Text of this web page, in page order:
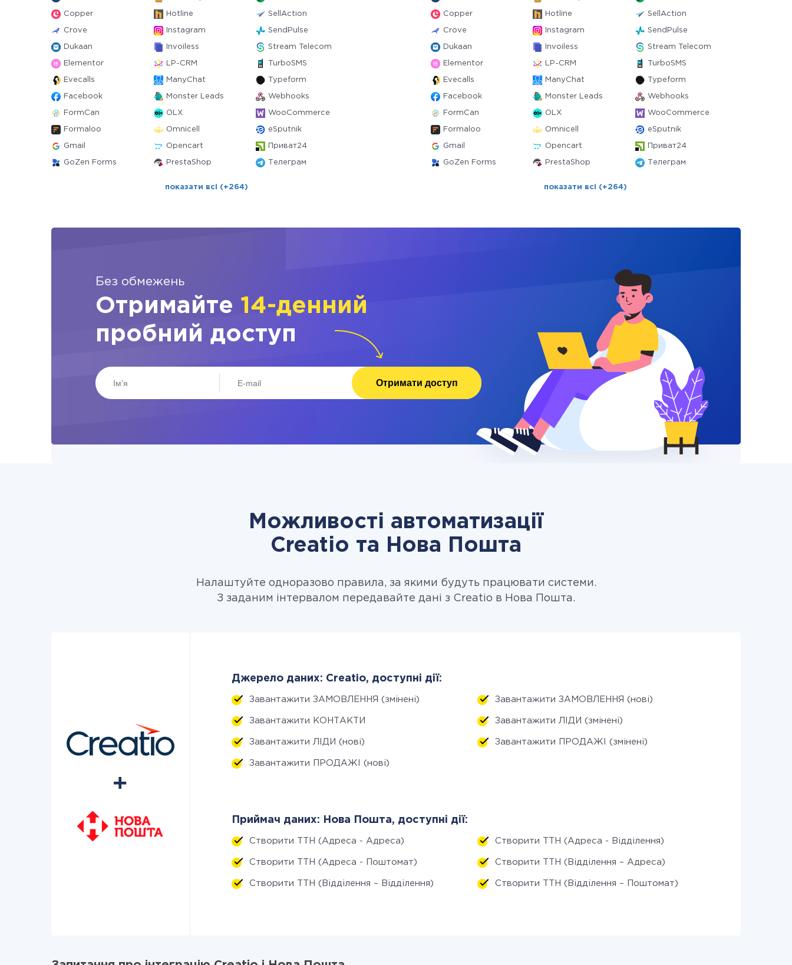
Copper Hotline SellAction
Crove Instagram SendPulse
Dukaan Invoiless Stream Telecom
Elementor LP-CRM TurboSMS
Evecalls ManyChat Typeform
Facebook Monster Leads Webhooks
FormCan OLX WooCommerce
Formaloo Omnicell eSputnik
Gmail Opencart Приват24
GoZen Forms PrestaShop Телеграм
показати всі (+264)
Copper Hotline SellAction
Crove Instagram SendPulse
Dukaan Invoiless Stream Telecom
Elementor LP-CRM TurboSMS
Evecalls ManyChat Typeform
Facebook Monster Leads Webhooks
FormCan OLX WooCommerce
Formaloo Omnicell eSputnik
Gmail Opencart Приват24
GoZen Forms PrestaShop Телеграм
показати всі (+264)
Без обмежень
Отримайте 14-денний
пробний доступ
Отримати доступ
Можливості автоматизації
Creatio та Нова Пошта
Налаштуйте одноразово правила, за якими будуть працювати системи.
З заданим інтервалом передавайте дані з Creatio в Нова Пошта.
Джерело даних: Creatio, доступні дії:
Завантажити ЗАМОВЛЕННЯ (змінені) Завантажити ЗАМОВЛЕННЯ (нові)
Завантажити КОНТАКТИ Завантажити ЛІДИ (змінені)
Завантажити ЛІДИ (нові) Завантажити ПРОДАЖІ (змінені)
Завантажити ПРОДАЖІ (нові)
Приймач даних: Нова Пошта, доступні дії:
Створити ТТН (Адреса - Адреса) Створити ТТН (Адреса - Відділення)
Створити ТТН (Адреса - Поштомат) Створити ТТН (Відділення – Адреса)
Створити ТТН (Відділення – Відділення) Створити ТТН (Відділення – Поштомат)